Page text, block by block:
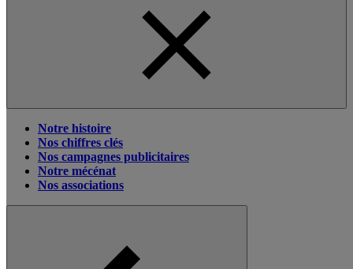
Notre histoire
Nos chiffres clés
Nos campagnes publicitaires
Notre mécénat
Nos associations